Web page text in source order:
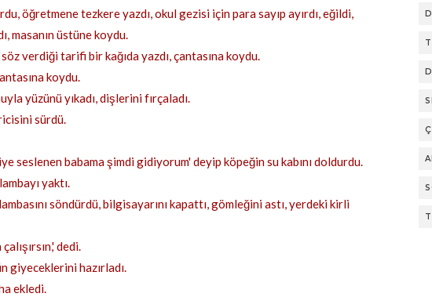
öğretmene tezkere yazdı, okul gezisi için para sayıp ayırdı, eğildi,
masanın üstüne koydu.
verdiği tarifi bir kağıda yazdı, çantasına koydu.
koydu.
yüzünü yıkadı, dişlerini fırçaladı.
sürdü.
seslenen babama şimdi gidiyorum' deyip köpeğin su kabını doldurdu.
yaktı.
söndürdü, bilgisayarını kapattı, gömleğini astı, yerdeki kirli
dedi.
giyeceklerini hazırladı.
ekledi.